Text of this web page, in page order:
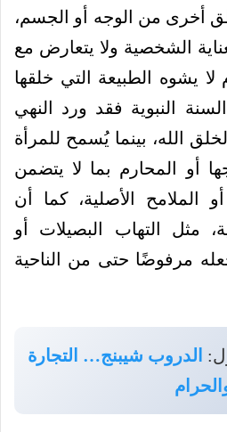
أخرى من الوجه أو الجسم،
الشخصية ولا يتعارض مع
لا يشوه الطبيعة التي خلقها
النبوية فقد ورد النهي
الله، بينما يُسمح للمرأة
أو المحارم بما لا يتضمن
الملامح الأصلية، كما أن
مثل التهاب البصيلات أو
مرفوضًا حتى من الناحية
الدروب شيبنج… التجارة